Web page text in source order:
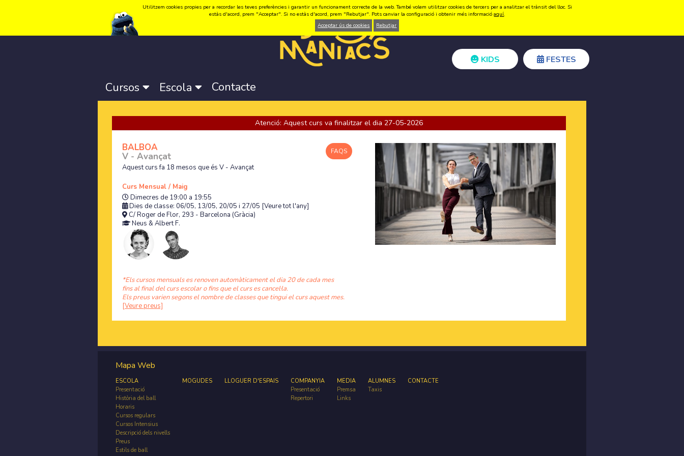
Idioma:Català -Castellano-English Registrar-se Accedir
KIDS FESTES
Cursos Escola Contacte
Atenció: Aquest curs va finalitzar el dia 27-05-2026
FAQS
BALBOA
V - Avançat
Aquest curs fa 18 mesos que és V - Avançat
Curs Mensual / Maig
Dimecres de 19:00 a 19:55
Dies de classe: 06/05, 13/05, 20/05 i 27/05 [Veure tot l'any]
C/ Roger de Flor, 293 - Barcelona (Gràcia)
Neus & Albert F.
*Els cursos mensuals es renoven automàticament el dia 20 de cada mes
fins al final del curs escolar o fins que el curs es cancel·la.
Els preus varien segons el nombre de classes que tingui el curs aquest mes.
[Veure preus]
Mapa Web
ESCOLA
Presentació
Història del ball
Horaris
Cursos regulars
Cursos Intensius
Descripció dels nivells
Preus
Estils de ball
MOGUDES LLOGUER D'ESPAIS
COMPANYIA
Presentació
Repertori
MEDIA
Premsa
Links
ALUMNES
Taxis
CONTACTE
Utilitzem cookies propies per a recordar les teves preferències i garantir un funcionament correcte de la web. També volem utilitzar cookies de tercers per a analitzar el trànsit del lloc. Si
estàs d'acord, prem "Acceptar". Si no estàs d'acord, prem "Rebutjar". Pots canviar la configuració i obtenir més informacióaquí.
Acceptar ús de cookies
Rebutjar